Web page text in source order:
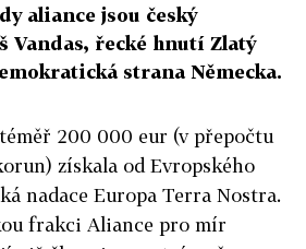
aliance jsou český
Vandas, řecké hnutí Zlatý
strana Německa.
200 000 eur (v přepočtu
získala od Evropského
nadace Europa Terra Nostra.
frakci Aliance pro mír